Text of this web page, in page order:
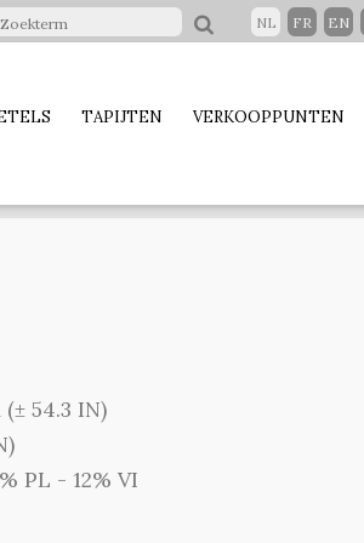
NL FR EN
TAPIJTEN VERKOOPPUNTEN
54.3 IN)
PL - 12% VI